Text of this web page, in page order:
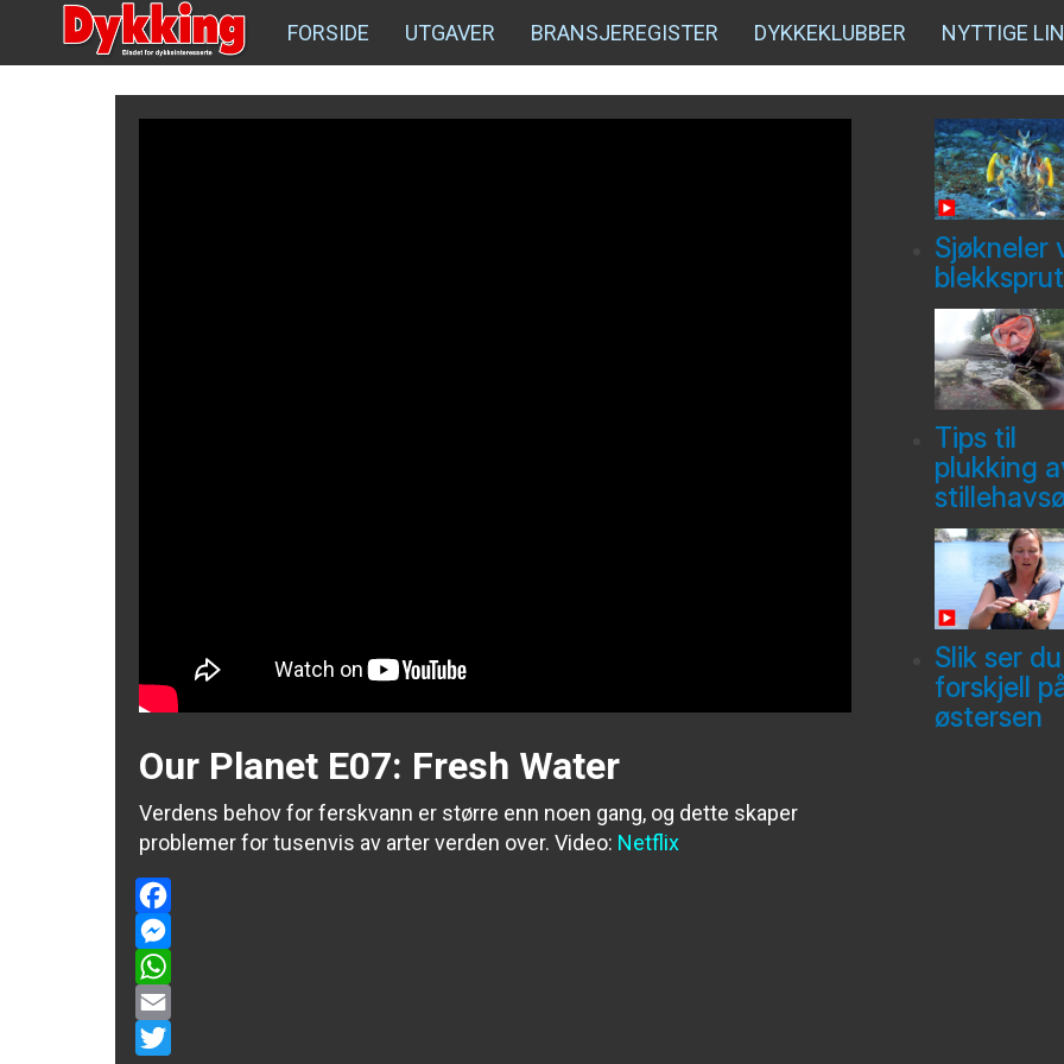
FORSIDE UTGAVER BRANSJEREGISTER DYKKEKLUBBER NYTTIGE
Our Planet E07: Fresh Water
Verdens behov for ferskvann er større enn noen gang, og dette skaper
problemer for tusenvis av arter verden over. Video: Netflix
Facebook
Messenger
WhatsApp
Email
Sjøkneler
blekksprut
Tips til
plukking
Slik ser du
forskjell
østersen